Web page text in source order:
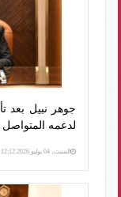
جوهر نبيل
لدعمه المتواصل
السبت، 04 يوليو 2026 12:12 ص